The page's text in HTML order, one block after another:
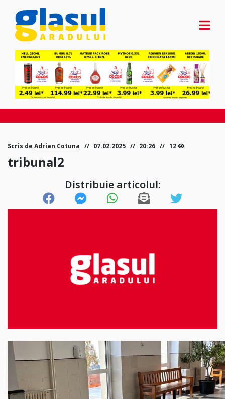
Scris de Adrian Cotuna 07.02.2025 20:26 12
tribunal2
Distribuie articolul: